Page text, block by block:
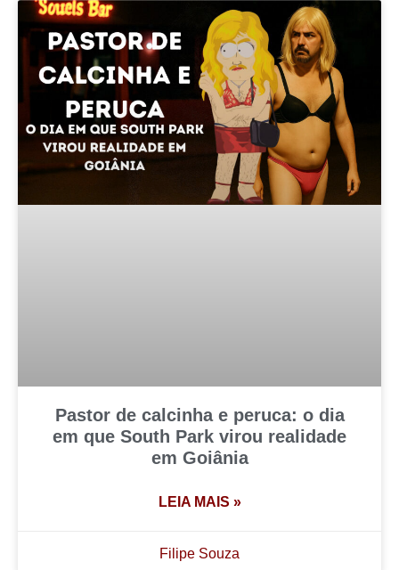
Pastor de calcinha e peruca: o dia
em que South Park virou realidade
em Goiânia
LEIA MAIS »
Filipe Souza